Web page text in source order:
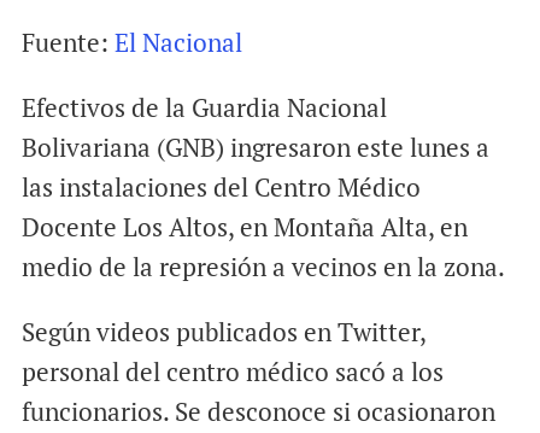
a
l
c
b
o
k
a
s
A
p
Fuente: El Nacional
Efectivos de la Guardia Nacional
Bolivariana (GNB) ingresaron este lunes a
las instalaciones del Centro Médico
Docente Los Altos, en Montaña Alta, en
medio de la represión a vecinos en la zona.
Según videos publicados en Twitter,
personal del centro médico sacó a los
funcionarios. Se desconoce si ocasionaron